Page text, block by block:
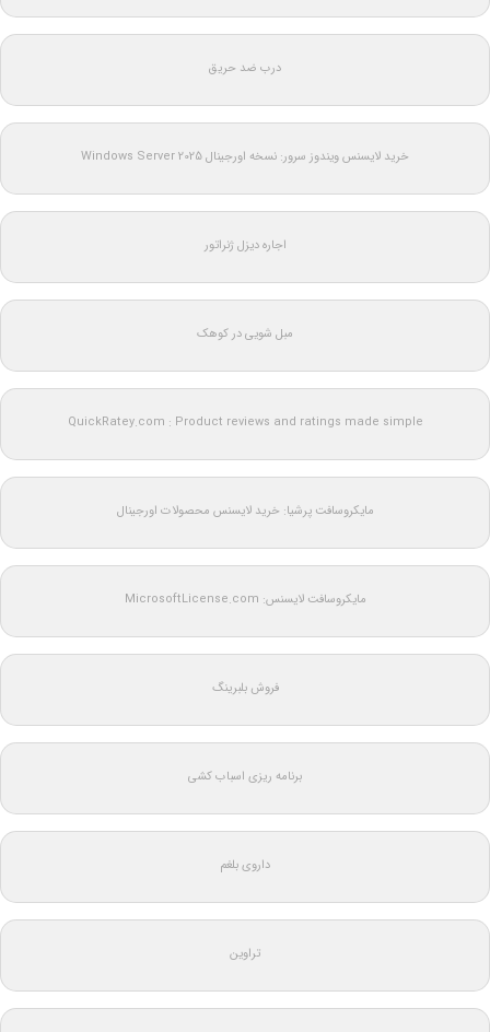
درب ضد حریق
خرید لایسنس ویندوز سرور: نسخه اورجینال Windows Server 2025
اجاره دیزل ژنراتور
مبل شویی در کوهک
QuickRatey.com : Product reviews and ratings made simple
مایکروسافت پرشیا: خرید لایسنس محصولات اورجینال
مایکروسافت لایسنس: MicrosoftLicense.com
فروش بلبرینگ
برنامه ریزی اسباب کشی
داروی بلغم
تراوین